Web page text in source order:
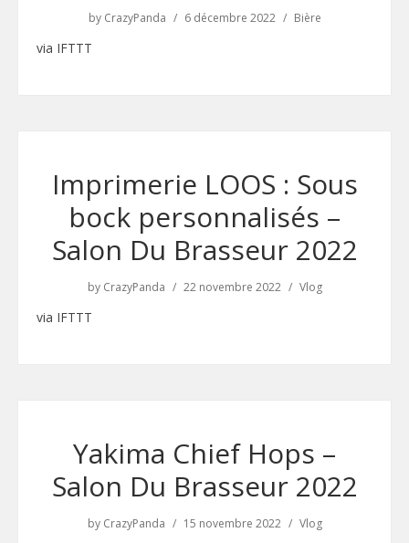
by CrazyPanda 6 décembre 2022 Bière
via IFTTT
Imprimerie LOOS : Sous
bock personnalisés –
Salon Du Brasseur 2022
by CrazyPanda 22 novembre 2022 Vlog
via IFTTT
Yakima Chief Hops –
Salon Du Brasseur 2022
by CrazyPanda 15 novembre 2022 Vlog